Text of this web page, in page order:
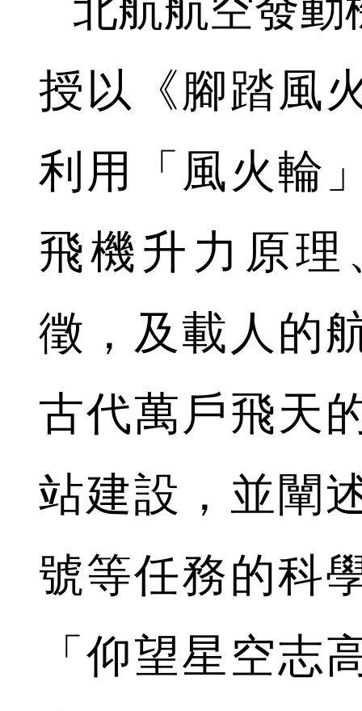
授以《腳踏風
利用「風火輪
飛機升力原
徵，及載人的
古代萬戶飛天
站建設，並闡
號等任務的科
「仰望星空志